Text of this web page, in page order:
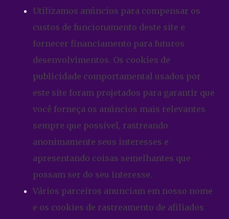
Utilizamos anúncios para compensar os
custos de funcionamento deste site e
fornecer financiamento para futuros
desenvolvimentos. Os cookies de
publicidade comportamental usados ​​por
este site foram projetados para garantir que
você forneça os anúncios mais relevantes
sempre que possível, rastreando
anonimamente seus interesses e
apresentando coisas semelhantes que
possam ser do seu interesse.
Vários parceiros anunciam em nosso nome
e os cookies de rastreamento de afiliados